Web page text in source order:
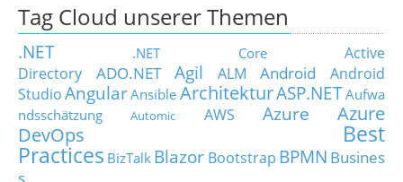
Tag Cloud unserer Themen
.NET .NET Core
Active
Directory
ADO.NET Agil ALM Android
Android
StudioAngularAnsible ArchitekturASP.NETAufwa
ndsschätzung
Automic AWS Azure
Azure
DevOps
Best
Practices BizTalk Blazor Bootstrap BPMN Busines
s